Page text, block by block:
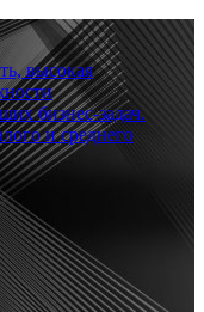
высокая
бизнес-задач.
и среднего